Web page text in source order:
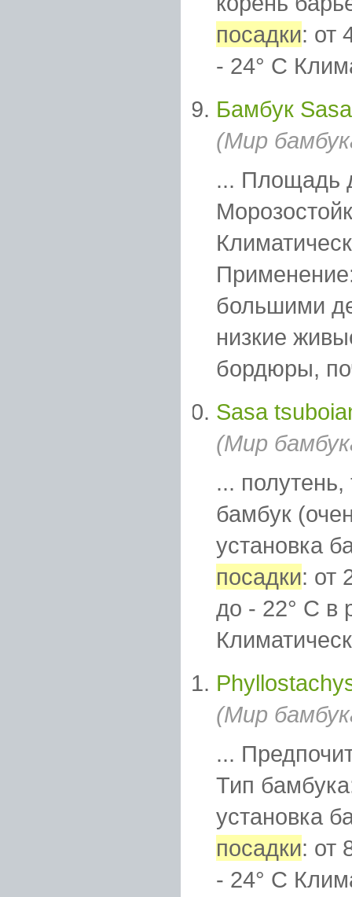
посадки: от
- 24° C
Бамбук
(Мир
... Площадь
большими
низкие
бордюры,
Sasa
(Мир
...
бамбук
установка
посадки: от
до - 22° C в
(Мир
...
Тип
установка
посадки: от
- 24° C